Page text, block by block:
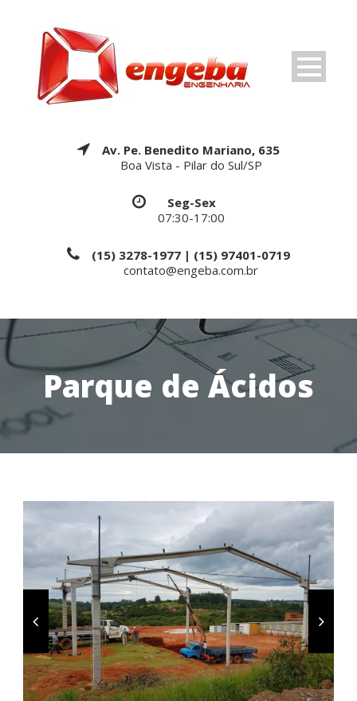
Av. Pe. Benedito Mariano, 635
Boa Vista - Pilar do Sul/SP
Seg-Sex
07:30-17:00
(15) 3278-1977 | (15) 97401-0719
contato@engeba.com.br
Parque de Ácidos